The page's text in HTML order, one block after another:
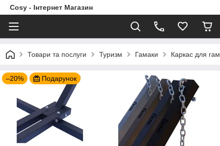
Cosy - Інтернет Магазин
Товари та послуги Туризм Гамаки Каркас для
–20% Подарунок